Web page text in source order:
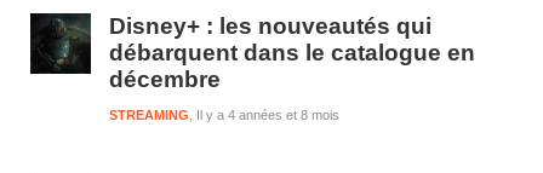
Disney+ : les nouveautés qui
débarquent dans le catalogue en
décembre
Il y a 4 années et 8 mois
STREAMING